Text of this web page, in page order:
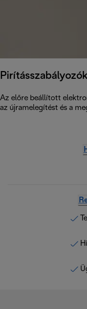
Az előre beállított
az újramelegítést és a